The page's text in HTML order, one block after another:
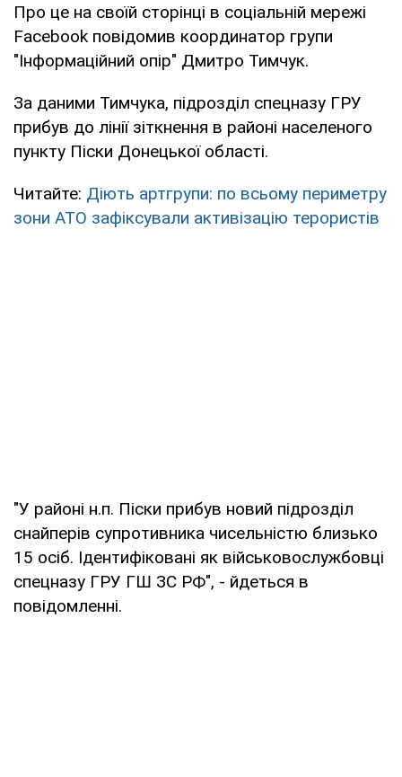
Про це на своїй сторінці в соціальній мережі
Facebook повідомив координатор групи
"Інформаційний опір" Дмитро Тимчук.
За даними Тимчука, підрозділ спецназу ГРУ
прибув до лінії зіткнення в районі населеного
пункту Піски Донецької області.
Читайте: Діють артгрупи: по всьому периметру
зони АТО зафіксували активізацію терористів
"У районі н.п. Піски прибув новий підрозділ
снайперів супротивника чисельністю близько
15 осіб. Ідентифіковані як військовослужбовці
спецназу ГРУ ГШ ЗС РФ", - йдеться в
повідомленні.